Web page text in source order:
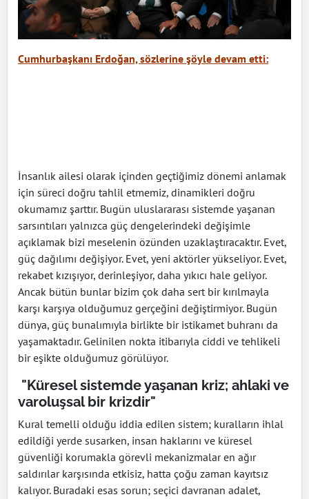
Cumhurbaşkanı Erdoğan, sözlerine şöyle devam etti:
İnsanlık ailesi olarak içinden geçtiğimiz dönemi anlamak
için süreci doğru tahlil etmemiz, dinamikleri doğru
okumamız şarttır. Bugün uluslararası sistemde yaşanan
sarsıntıları yalnızca güç dengelerindeki değişimle
açıklamak bizi meselenin özünden uzaklaştıracaktır. Evet,
güç dağılımı değişiyor. Evet, yeni aktörler yükseliyor. Evet,
rekabet kızışıyor, derinleşiyor, daha yıkıcı hale geliyor.
Ancak bütün bunlar bizim çok daha sert bir kırılmayla
karşı karşıya olduğumuz gerçeğini değiştirmiyor. Bugün
dünya, güç bunalımıyla birlikte bir istikamet buhranı da
yaşamaktadır. Gelinilen nokta itibarıyla ciddi ve tehlikeli
bir eşikte olduğumuz görülüyor.
"Küresel sistemde yaşanan kriz; ahlaki ve
varoluşsal bir krizdir"
Kural temelli olduğu iddia edilen sistem; kuralların ihlal
edildiği yerde susarken, insan haklarını ve küresel
güvenliği korumakla görevli mekanizmalar en ağır
saldırılar karşısında etkisiz, hatta çoğu zaman kayıtsız
kalıyor. Buradaki esas sorun; seçici davranan adalet,